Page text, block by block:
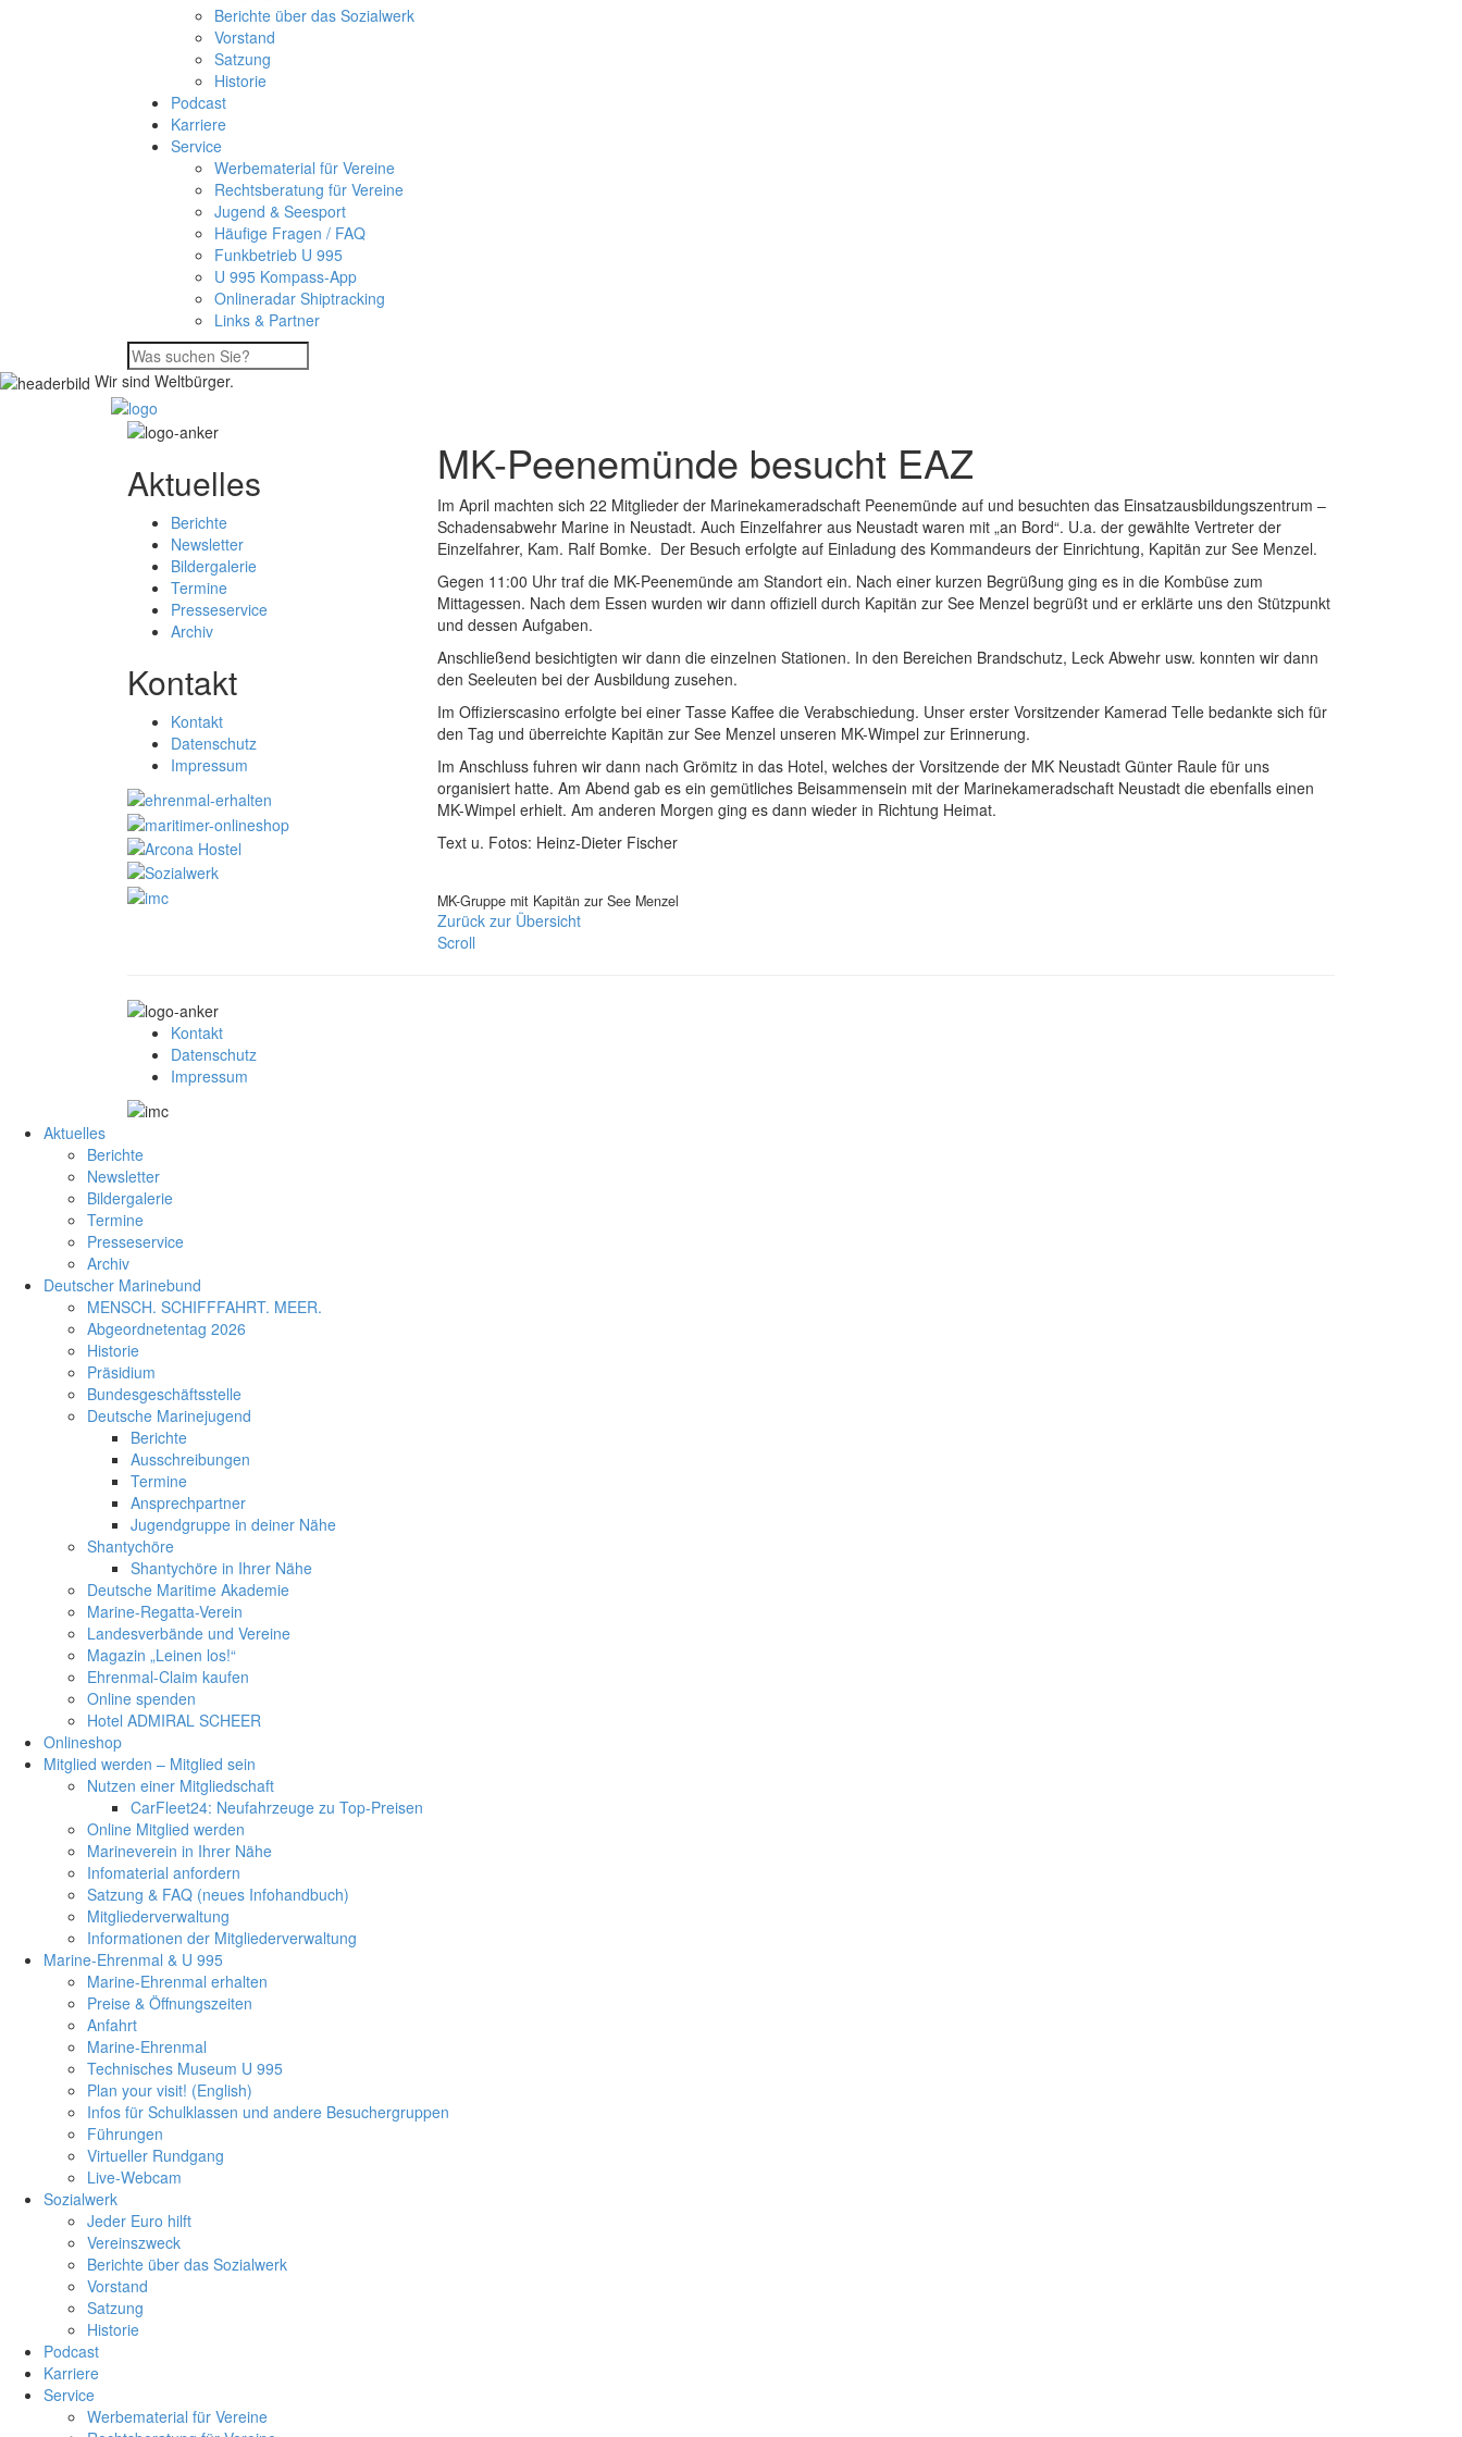
Berichte über das Sozialwerk
Vorstand
Satzung
Historie
Podcast
Karriere
Service
Werbematerial für Vereine
Rechtsberatung für Vereine
Jugend & Seesport
Häufige Fragen / FAQ
Funkbetrieb U 995
U 995 Kompass-App
Onlineradar Shiptracking
Links & Partner
Wir sind Weltbürger.
Aktuelles
Berichte
Newsletter
Bildergalerie
Termine
Presseservice
Archiv
Kontakt
Kontakt
Datenschutz
Impressum
MK-Peenemünde besucht EAZ
Im April machten sich 22 Mitglieder der Marinekameradschaft Peenemünde auf und besuchten das Einsatzausbildungszentrum –
Schadensabwehr Marine in Neustadt. Auch Einzelfahrer aus Neustadt waren mit „an Bord“. U.a. der gewählte Vertreter der
Einzelfahrer, Kam. Ralf Bomke. Der Besuch erfolgte auf Einladung des Kommandeurs der Einrichtung, Kapitän zur See Menzel.
Gegen 11:00 Uhr traf die MK-Peenemünde am Standort ein. Nach einer kurzen Begrüßung ging es in die Kombüse zum
Mittagessen. Nach dem Essen wurden wir dann offiziell durch Kapitän zur See Menzel begrüßt und er erklärte uns den Stützpunkt
und dessen Aufgaben.
Anschließend besichtigten wir dann die einzelnen Stationen. In den Bereichen Brandschutz, Leck Abwehr usw. konnten wir dann
den Seeleuten bei der Ausbildung zusehen.
Im Offizierscasino erfolgte bei einer Tasse Kaffee die Verabschiedung. Unser erster Vorsitzender Kamerad Telle bedankte sich für
den Tag und überreichte Kapitän zur See Menzel unseren MK-Wimpel zur Erinnerung.
Im Anschluss fuhren wir dann nach Grömitz in das Hotel, welches der Vorsitzende der MK Neustadt Günter Raule für uns
organisiert hatte. Am Abend gab es ein gemütliches Beisammensein mit der Marinekameradschaft Neustadt die ebenfalls einen
MK-Wimpel erhielt. Am anderen Morgen ging es dann wieder in Richtung Heimat.
Text u. Fotos: Heinz-Dieter Fischer
MK-Gruppe mit Kapitän zur See Menzel
Zurück zur Übersicht
Scroll
Kontakt
Datenschutz
Impressum
Aktuelles
Berichte
Newsletter
Bildergalerie
Termine
Presseservice
Archiv
Deutscher Marinebund
MENSCH. SCHIFFFAHRT. MEER.
Abgeordnetentag 2026
Historie
Präsidium
Bundesgeschäftsstelle
Deutsche Marinejugend
Berichte
Ausschreibungen
Termine
Ansprechpartner
Jugendgruppe in deiner Nähe
Shantychöre
Shantychöre in Ihrer Nähe
Deutsche Maritime Akademie
Marine-Regatta-Verein
Landesverbände und Vereine
Magazin „Leinen los!“
Ehrenmal-Claim kaufen
Online spenden
Hotel ADMIRAL SCHEER
Onlineshop
Mitglied werden – Mitglied sein
Nutzen einer Mitgliedschaft
CarFleet24: Neufahrzeuge zu Top-Preisen
Online Mitglied werden
Marineverein in Ihrer Nähe
Infomaterial anfordern
Satzung & FAQ (neues Infohandbuch)
Mitgliederverwaltung
Informationen der Mitgliederverwaltung
Marine-Ehrenmal & U 995
Marine-Ehrenmal erhalten
Preise & Öffnungszeiten
Anfahrt
Marine-Ehrenmal
Technisches Museum U 995
Plan your visit! (English)
Infos für Schulklassen und andere Besuchergruppen
Führungen
Virtueller Rundgang
Live-Webcam
Sozialwerk
Jeder Euro hilft
Vereinszweck
Berichte über das Sozialwerk
Vorstand
Satzung
Historie
Podcast
Karriere
Service
Werbematerial für Vereine